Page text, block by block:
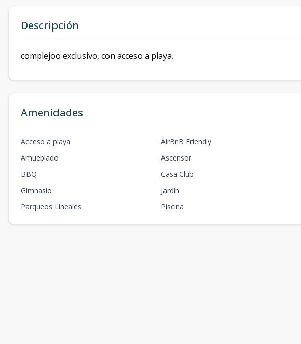
Descripción
complejoo exclusivo, con acceso a playa.
Amenidades
Acceso a playa AirBnB Friendly
Amueblado
Ascensor
BBQ
Casa Club
Gimnasio
Jardín
Parqueos Lineales
Piscina